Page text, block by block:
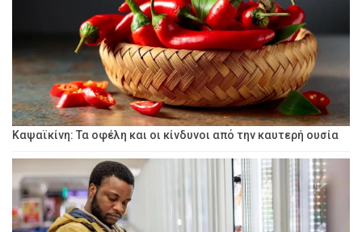
Καψαϊκίνη: Τα οφέλη και οι κίνδυνοι από την καυτερή ουσία